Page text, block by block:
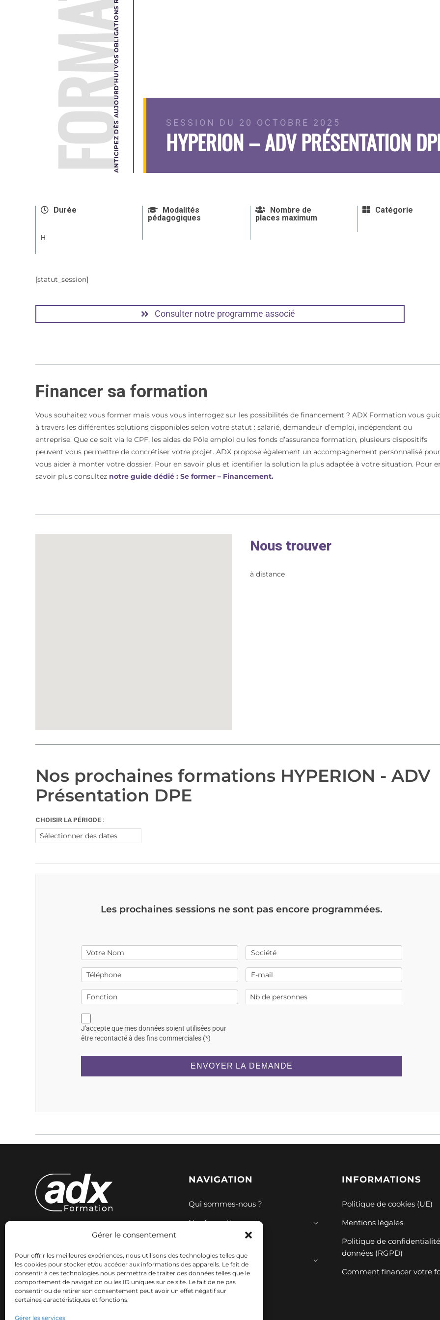
Gérer le consentement
Pour offrir les meilleures expériences, nous utilisons des technologies telles que
les cookies pour stocker et/ou accéder aux informations des appareils. Le fait de
consentir à ces technologies nous permettra de traiter des données telles que le
comportement de navigation ou les ID uniques sur ce site. Le fait de ne pas
consentir ou de retirer son consentement peut avoir un effet négatif sur
certaines caractéristiques et fonctions.
Gérer les services
SESSION DU 20 OCTOBRE 2025
HYPERION – ADV PRÉSENTATION
Durée
H
Modalités
pédagogiques
Nombre de
places maximum
Catégorie
[statut_session]
Consulter notre programme associé
Financer sa formation
Vous souhaitez vous former mais vous vous interrogez sur les possibilités de financement ? ADX Formation vous
à travers les différentes solutions disponibles selon votre statut : salarié, demandeur d’emploi, indépendant ou
entreprise. Que ce soit via le CPF, les aides de Pôle emploi ou les fonds d’assurance formation, plusieurs dispositifs
peuvent vous permettre de concrétiser votre projet. ADX propose également un accompagnement personnalisé pour
vous aider à monter votre dossier. Pour en savoir plus et identifier la solution la plus adaptée à votre situation. Pour
savoir plus consulteznotre guide dédié : Se former – Financement.
Nous trouver
à distance
Nos prochaines formations HYPERION - ADV
Présentation DPE
CHOISIR LA PÉRIODE :
Les prochaines sessions ne sont pas encore programmées.
J'accepte que mes données soient utilisées pour
être recontacté à des fins commerciales (*)
ENVOYER LA DEMANDE
Expertise et innovation pour votre
votre réussite professionnelle avec
des solutions adaptées.
NAVIGATION
Qui sommes-nous ?
Nos formations
Ressources
Contact
INFORMATIONS
Politique de cookies (UE)
Mentions légales
Politique de
données (RGPD)
Comment financer votre